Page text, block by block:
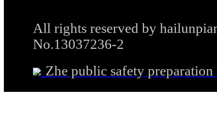
All rights reserved by
No.13037236-2
Zhe public safety